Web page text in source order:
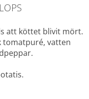
att köttet blivit mört.
vatten